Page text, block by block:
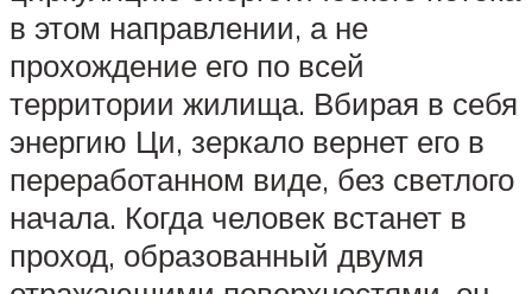
в этом направлении, а не
прохождение его по всей
территории жилища. Вбирая в себя
энергию Ци, зеркало вернет его в
переработанном виде, без светлого
начала. Когда человек встанет в
проход, образованный двумя